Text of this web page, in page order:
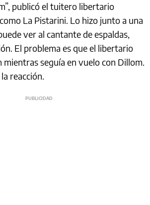
publicó el tuitero libertario
La Pistarini. Lo hizo junto a una
ver al cantante de espaldas,
El problema es que el libertario
mientras seguía en vuelo con Dillom.
reacción.